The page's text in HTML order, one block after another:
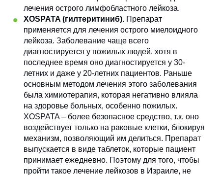
лечения острого лимфобластного лейкоза.
XOSPATA (гилтеритиниб). Препарат
применяется для лечения острого миелоидного
лейкоза. Заболевание чаще всего
диагностируется у пожилых людей, хотя в
последнее время оно диагностируется у 30-
летних и даже у 20-летних пациентов. Раньше
основным методом лечения этого заболевания
была химиотерапия, которая негативно влияла
на здоровье больных, особенно пожилых.
XOSPATA – более безопасное средство, т.к. оно
воздействует только на раковые клетки, блокируя
механизм, позволяющий им делиться. Препарат
выпускается в виде таблеток, которые пациент
принимает ежедневно. Поэтому для того, чтобы
пройти такое лечение лейкозов в Израиле, не